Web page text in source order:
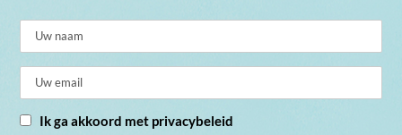
Ik ga akkoord met privacybeleid